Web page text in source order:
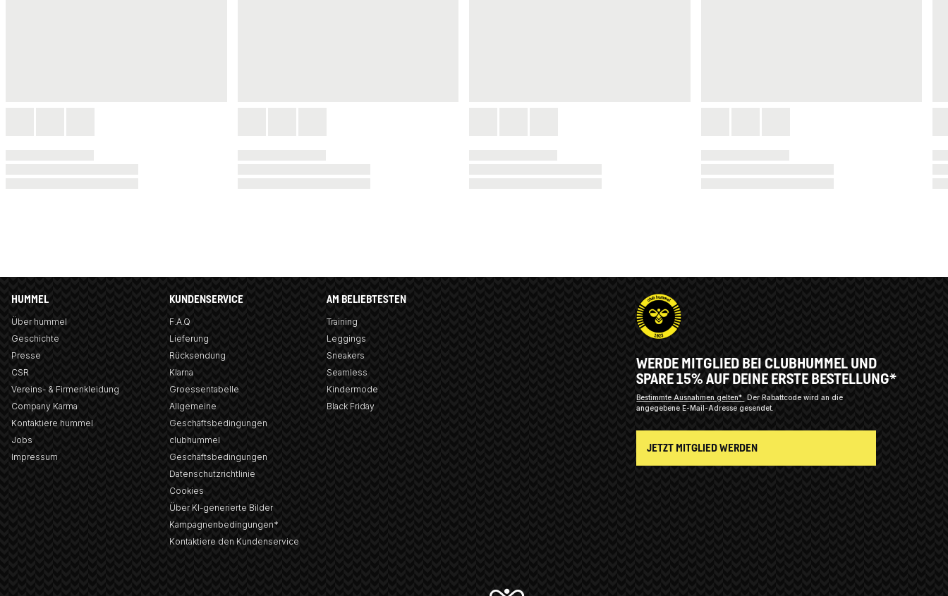
HUMMEL
Über hummel
Geschichte
Presse
CSR
Vereins- & Firmenkleidung
Company Karma
Kontaktiere hummel
Jobs
Impressum
KUNDENSERVICE
F.A.Q
Lieferung
Rücksendung
Klarna
Groessentabelle
Allgemeine
Geschäftsbedingungen
clubhummel
Geschäftsbedingungen
Datenschutzrichtlinie
Cookies
Über KI-generierte Bilder
Kampagnenbedingungen*
Kontaktiere den Kundenservice
AM BELIEBTESTEN
Training
Leggings
Sneakers
Seamless
Kindermode
Black Friday
WERDE MITGLIED BEI CLUBHUMMEL UND
SPARE 15% AUF DEINE ERSTE BESTELLUNG*
Bestimmte Ausnahmen gelten* Der Rabattcode wird an die
angegebene E-Mail-Adresse gesendet.
JETZT MITGLIED WERDEN